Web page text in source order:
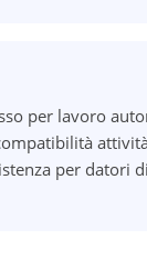
per lavoro
per datori